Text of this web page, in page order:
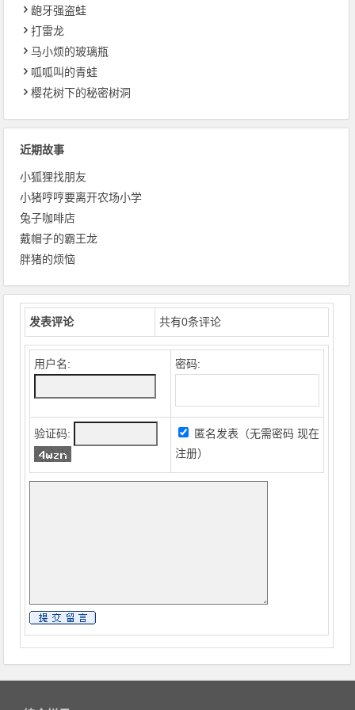
龅牙强盗蛙
打雷龙
马小烦的玻璃瓶
呱呱叫的青蛙
樱花树下的秘密树洞
近期故事
小狐狸找朋友
小猪哼哼要离开农场小学
兔子咖啡店
戴帽子的霸王龙
胖猪的烦恼
发表评论 共有0条评论
用户名: 密码:
验证码: 匿名发表（无需密码现在
注册）